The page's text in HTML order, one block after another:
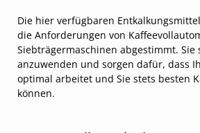
Die hier verfügbaren
die Anforderungen von
Siebträgermaschinen abgestimmt. Sie
anzuwenden und sorgen dafür, dass
optimal arbeitet und Sie stets besten
können.